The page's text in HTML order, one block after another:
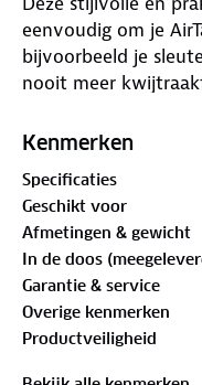
eenvoudig om je
bijvoorbeeld je
nooit meer
uitstraling. De fraaie
gemakkelijke
zijn waardevolle
Kenmerken
Specificaties
Geschikt voor
Afmetingen & gewicht
In de doos
Garantie & service
Overige kenmerken
Productveiligheid